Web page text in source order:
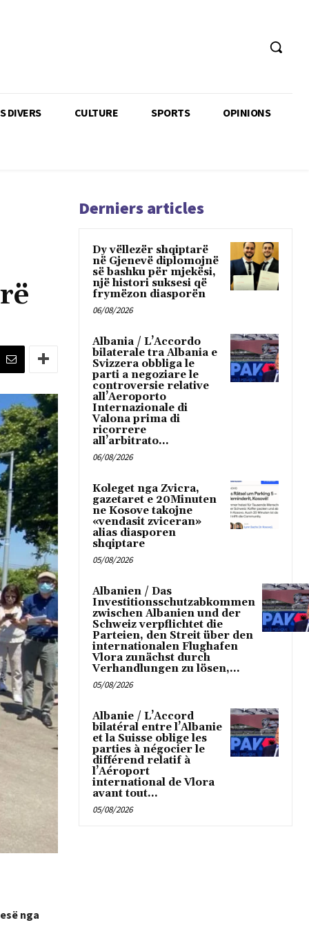
DIVERS CULTURE SPORTS OPINIONS
nga
Derniers articles
Dy vëllezër shqiptarë
në Gjenevë diplomojnë
së bashku për mjekësi,
një histori suksesi që
frymëzon diasporën
06/08/2026
Albania / L’Accordo
bilaterale tra Albania e
Svizzera obbliga le
parti a negoziare le
controversie relative
all’Aeroporto
Internazionale di
Valona prima di
ricorrere
all’arbitrato...
06/08/2026
Koleget nga Zvicra,
gazetaret e 20Minuten
ne Kosove takojne
«vendasit zviceran»
alias diasporen
shqiptare
05/08/2026
Albanien / Das
Investitionsschutzabkommen
zwischen Albanien und der
Schweiz verpflichtet die
Parteien, den Streit über den
internationalen Flughafen
Vlora zunächst durch
Verhandlungen zu lösen,...
05/08/2026
Albanie / L’Accord
bilatéral entre l’Albanie
et la Suisse oblige les
parties à négocier le
différend relatif à
l’Aéroport
international de Vlora
avant tout...
05/08/2026